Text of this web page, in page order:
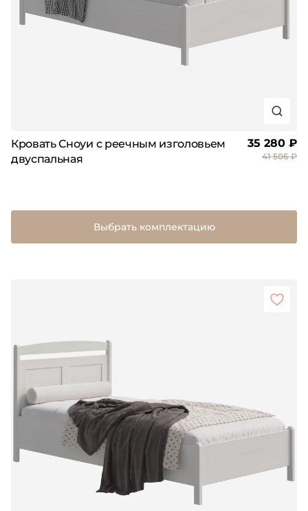
Кровать Сноуи с реечным изголовьем
двуспальная
35 280 ₽
41 506 ₽
Выбрать комплектацию